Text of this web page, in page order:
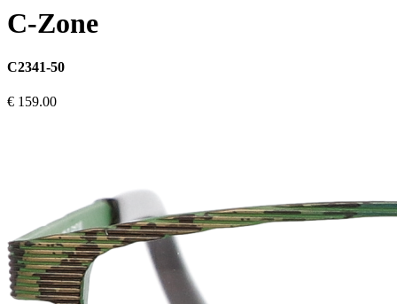
C-Zone
C2341-50
€ 159.00